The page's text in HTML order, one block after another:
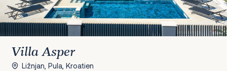
Villa Asper
Ližnjan, Pula, Kroatien